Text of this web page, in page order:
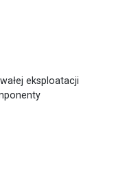
eksploatacji